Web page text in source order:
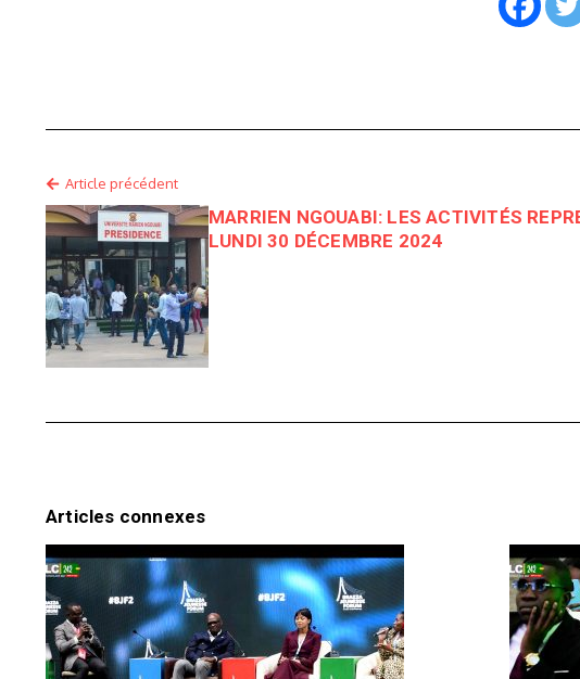
Article précédent
MARRIEN NGOUABI: LES ACTIVITÉS
LUNDI 30 DÉCEMBRE 2024
Articles connexes